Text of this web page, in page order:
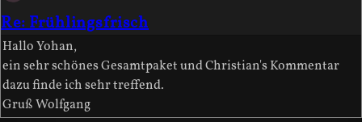
Re: Frühlingsfrisch
Hallo Yohan,
ein sehr schönes Gesamtpaket und Christian's Kommentar
dazu finde ich sehr treffend.
Gruß Wolfgang